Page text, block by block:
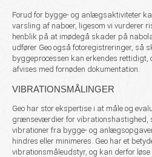
Forud for bygge- og anlægsaktiviteter
varsling af naboer, ligesom vi vurderer
henblik på at imødegå skader på
udfører Geo også fotoregistreringer, så
byggeprocessen kan erkendes rettidigt,
afvises med fornøden dokumentation.
VIBRATIONSMÅLINGER
Geo har stor ekspertise i at måle og
grænseværdier for vibrationshastighed,
vibrationer fra bygge- og
hindres eller minimeres. Geo har et
vibrationsmåleudstyr, og kan derfor